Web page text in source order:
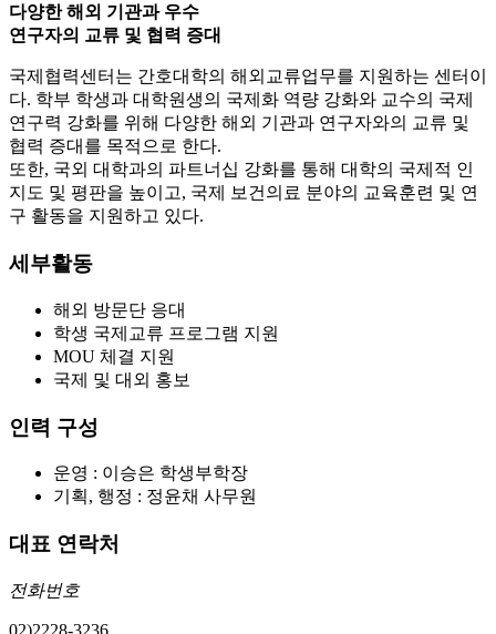
다양한 해외 기관과 우수
연구자의 교류 및 협력 증대
국제협력센터는 간호대학의 해외교류업무를 지원하는 센터이
다. 학부 학생과 대학원생의 국제화 역량 강화와 교수의 국제
연구력 강화를 위해 다양한 해외 기관과 연구자와의 교류 및
협력 증대를 목적으로 한다.
또한, 국외 대학과의 파트너십 강화를 통해 대학의 국제적 인
지도 및 평판을 높이고, 국제 보건의료 분야의 교육훈련 및 연
구 활동을 지원하고 있다.
세부활동
해외 방문단 응대
학생 국제교류 프로그램 지원
MOU 체결 지원
국제 및 대외 홍보
인력 구성
운영 : 이승은 학생부학장
기획, 행정 : 정윤채 사무원
대표 연락처
전화번호
02)2228-3236